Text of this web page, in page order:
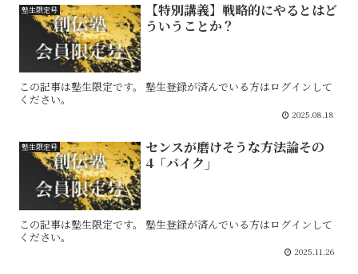
塾生限定号
【特別講義】戦略的にやるとはど
ういうことか？
この記事は塾生限定です。 塾生登録が済んでいる方はログインして
ください。
2025.08.18
塾生限定号
センスが磨けそうな方法論その
4「バイク」
この記事は塾生限定です。 塾生登録が済んでいる方はログインして
ください。
2025.11.26